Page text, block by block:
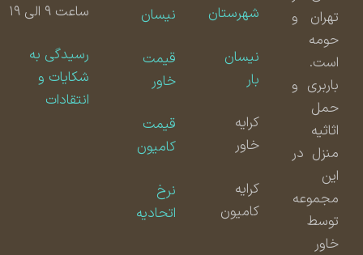
تهران و
حومه
است.
باربری و
حمل
اثاثیه
منزل در
مجموعه
توسط
شهرستان
نیسان
کامیون
نیسان
قیمت
قیمت
کامیون
اتحادیه
ساعت ۹ الی ۱۹
رسیدگی به
شکایات و
انتقادات